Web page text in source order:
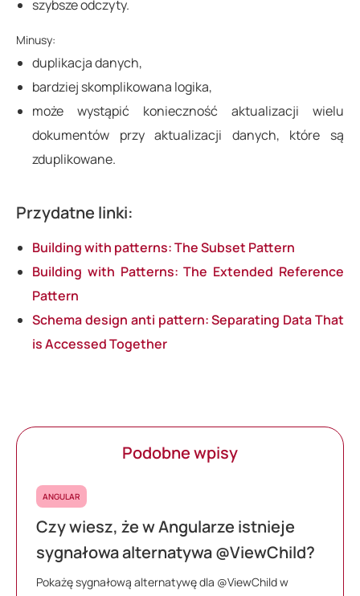
szybsze odczyty.
Minusy:
duplikacja danych,
bardziej skomplikowana logika,
może wystąpić konieczność aktualizacji wielu
dokumentów przy aktualizacji danych, które są
zduplikowane.
Przydatne linki:
Building with patterns: The Subset Pattern
Building with Patterns: The Extended Reference
Pattern
Schema design anti pattern: Separating Data That
is Accessed Together
Podobne wpisy
ANGULAR
Czy wiesz, że w Angularze istnieje
sygnałowa alternatywa @ViewChild?
Pokażę sygnałową alternatywę dla @ViewChild w